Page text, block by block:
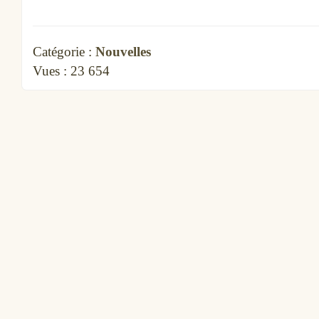
Catégorie : Nouvelles
Vues : 23 654